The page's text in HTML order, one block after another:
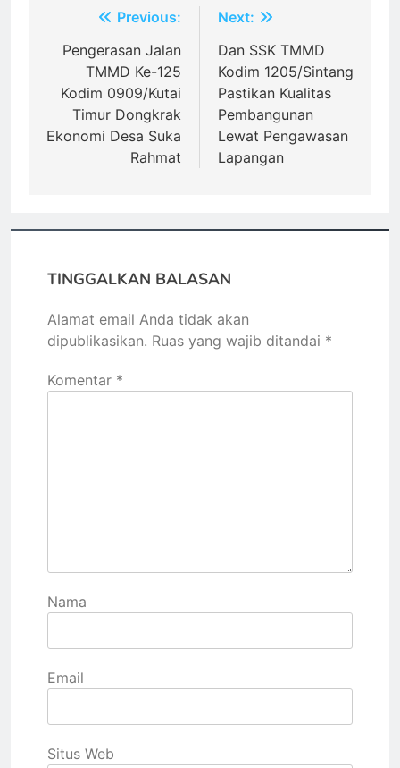
Navigasi
pos
Previous:
Pengerasan Jalan
TMMD Ke-125
Kodim 0909/Kutai
Timur Dongkrak
Ekonomi Desa Suka
Rahmat
Next:
Dan SSK TMMD
Kodim 1205/Sintang
Pastikan Kualitas
Pembangunan
Lewat Pengawasan
Lapangan
TINGGALKAN BALASAN
Alamat email Anda tidak akan
dipublikasikan. Ruas yang wajib ditandai *
Komentar *
Nama
Email
Situs Web